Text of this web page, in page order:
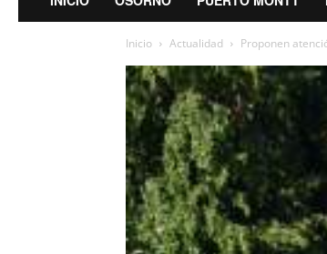
Inicio Actualidad Proponen